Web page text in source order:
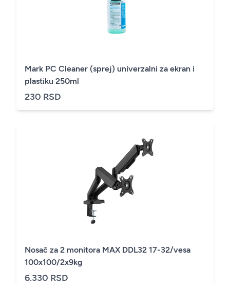
Mark PC Cleaner (sprej) univerzalni za ekran i
plastiku 250ml
230 RSD
Nosač za 2 monitora MAX DDL32 17-32/vesa
100x100/2x9kg
6.330 RSD